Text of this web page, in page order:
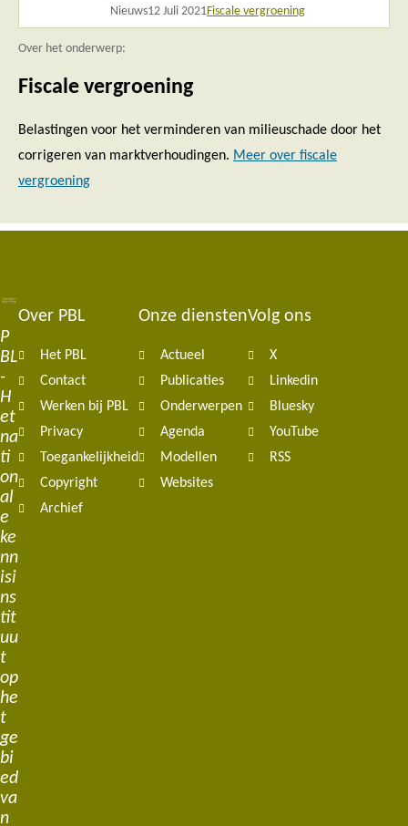
Nieuws12 Juli 2021Fiscale vergroening
Over het onderwerp:
Fiscale vergroening
Belastingen voor het verminderen van milieuschade door het
corrigeren van marktverhoudingen. Meer over fiscale
vergroening
P
BL
-
H
et
na
ti
on
al
e
ke
nn
isi
ns
tit
uu
t
op
he
t
ge
bi
ed
va
n
Footer
navigation
Over PBL
Het PBL
Contact
Werken bij PBL
Privacy
Toegankelijkheid
Copyright
Archief
Onze diensten
Actueel
Publicaties
Onderwerpen
Agenda
Modellen
Websites
Volg ons
X
Linkedin
Bluesky
YouTube
RSS